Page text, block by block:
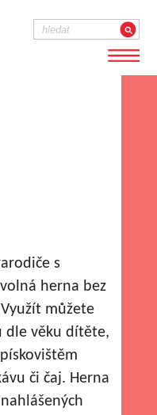
s
herna bez
můžete
dle věku dítěte,
či čaj. Herna